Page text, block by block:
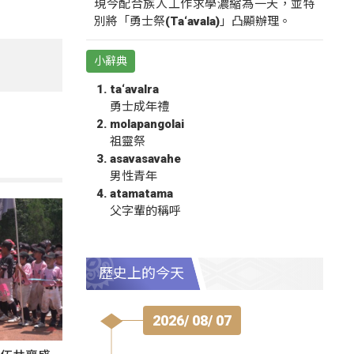
現今配合族人工作求學濃縮為一天，並特
別將「勇士祭(Ta‘avala)」凸顯辦理。
小辭典
ta‘avalra
勇士成年禮
molapangolai
祖靈祭
asavasavahe
男性青年
atamatama
父字輩的稱呼
歷史上的今天
2026/ 08/ 07